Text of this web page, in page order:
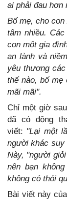
ai phải đau hơn
Bố mẹ, cho
tâm nhiều.
con một gia
an lành và
yêu thương
thế nào, bố mẹ
mãi mãi".
Chỉ một giờ
đã có động
viết: "Lại một
người khác suy
Này, "người
nên bạn
không có thói
Bài viết này